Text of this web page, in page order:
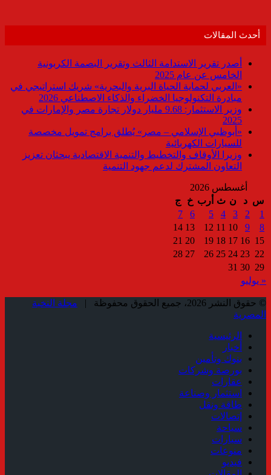
أحدث المقالات
أصدر تقرير الاستدامة الثالث وتقرير البصمة الكربونية
الخامس عن عام 2025
«العربي لحماية الحياة البرية والبحرية» شريك استراتيجي في
مبادرة التكنولوجيا الخضراء والذكاء الاصطناعي 2026
وزير الاستثمار: 9.68 مليار دولار تجارة مصر والإمارات في
2025
«أبوظبي الإسلامي – مصر» يُطلق برامج تمويل مخصصة
للسيارات الكهربائية
وزيرا الأوقاف والتخطيط والتنمية الاقتصادية يبحثان تعزيز
التعاون المشترك لدعم جهود التنمية
أغسطس 2026
س د ن ث أرب خ
ج
1
2
3
4
5
6
7
8
9
10
11
12
13
14
15
16
17
18
19
20
21
22
23
24
25
26
27
28
29
30
31
« يوليو
© حقوق النشر 2026، جميع الحقوق محفوظة |
مجلة النخبة
المصرية
الرئيسية
أخبار
بنوك وتأمين
بورصة وشركات
عقارات
استثمار وصناعة
طاقة ونقل
إتصالات
سياحة
سيارات
منوعات
فيديو